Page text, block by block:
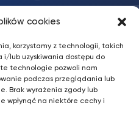
cookies
korzystamy z technologii, takich
i/lub uzyskiwania dostępu do
technologie pozwoli nam
podczas przeglądania lub
Brak wyrażenia zgody lub
wpłynąć na niektóre cechy i
Wszelkie prawa
nFinity.pl
Bank Polska S.A.